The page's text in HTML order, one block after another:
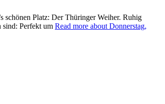
schönen Platz: Der Thüringer Weiher. Ruhig
sind: Perfekt um Read more about Donnerstag,